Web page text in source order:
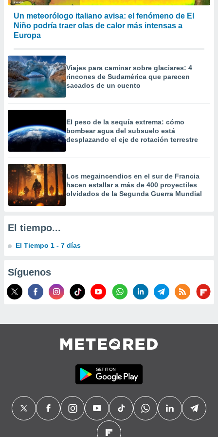
crear un
contenido
medir el
de la
el
del
o a través
de
de
de
uso de
con el
e
de
Un meteorólogo italiano avisa: el fenómeno de El
Niño podría traer olas de calor más intensas a
Europa
Viajes para caminar sobre glaciares: 4
rincones de Sudamérica que parecen
sacados de un cuento
El peso de la sequía extrema: cómo
bombear agua del subsuelo está
desplazando el eje de rotación terrestre
Los megaincendios en el sur de Francia
hacen estallar a más de 400 proyectiles
olvidados de la Segunda Guerra Mundial
El tiempo...
El Tiempo 1 - 7 días
Síguenos